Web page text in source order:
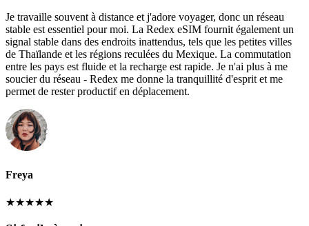
Je travaille souvent à distance et j'adore voyager, donc un réseau
stable est essentiel pour moi. La Redex eSIM fournit également un
signal stable dans des endroits inattendus, tels que les petites villes
de Thaïlande et les régions reculées du Mexique. La commutation
entre les pays est fluide et la recharge est rapide. Je n'ai plus à me
soucier du réseau - Redex me donne la tranquillité d'esprit et me
permet de rester productif en déplacement.
Freya
★★★★★